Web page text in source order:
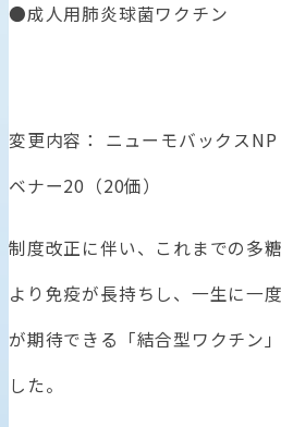
●成人用肺炎球菌ワクチン
変更内容： ニューモバックス
ベナー20（20価）
制度改正に伴い、これまでの多
より免疫が長持ちし、一生に一
が期待できる「結合型ワクチン
した。